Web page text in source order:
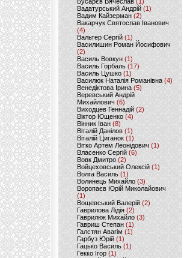
Вадатурський Андрій (1)
Вадим Кайзерман (2)
Вакарчук Святослав Іванович
(4)
Вальтер Сергій (1)
Василишин Роман Йосифович
(2)
Василь Вовкун (1)
Василь Горбаль (17)
Василь Цушко (1)
Василюк Наталія Романівна (4)
Венедіктова Ірина(5)
Веревський Андрій
Михайлович (6)
Виходцев Геннадій (2)
Віктор Ющенко (4)
Вінник Іван (8)
Віталій Данілов (1)
Віталій Циганок (1)
Вітко Артем Леонідович(1)
Власенко Сергій (6)
Вовк Дмитро(2)
Войцеховський Олексій(1)
Волга Василь (1)
Волинець Михайло (3)
Воропаєв Юрій Миколайович
(1)
Вощевський Валерій(2)
Гаврилова Лідія (2)
Гаврилюк Михайло (3)
Гавриш Степан (1)
Галстян Авагім (1)
Гарбуз Юрій (1)
Гацько Василь (1)
Гекко Ігор(1)